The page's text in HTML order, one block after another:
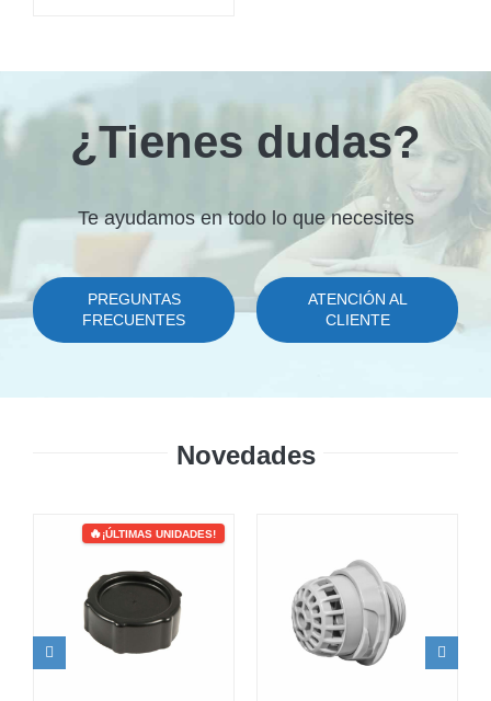
¿Tienes dudas?
Te ayudamos en todo lo que necesites
PREGUNTAS
FRECUENTES
ATENCIÓN AL
CLIENTE
Novedades
¡ÚLTIMAS UNIDADES!